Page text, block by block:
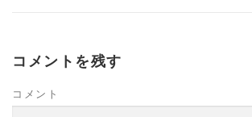
コメントを残す
コメント